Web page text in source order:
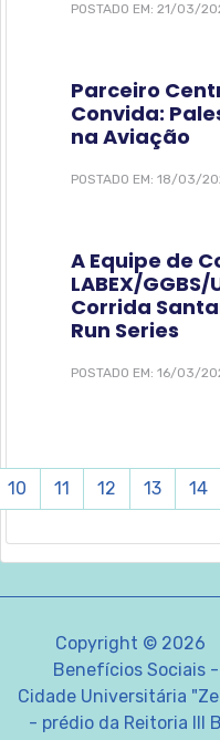
POSTADO EM: 21/03/
Parceiro
Convida:
na Aviação
POSTADO EM: 18/03/
A Equipe de
LABEX/GGBS/
Corrida
Run Series
POSTADO EM: 16/03/
10 11 12 13 14
Copyright © 2026
Benefícios
Cidade Universitária
- prédio da Reitoria III